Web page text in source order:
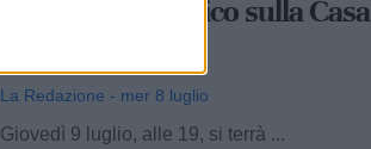
il dibattito pubblico sulla Casa
La Redazione - mer 8 luglio
Giovedì 9 luglio, alle 19, si terrà ...